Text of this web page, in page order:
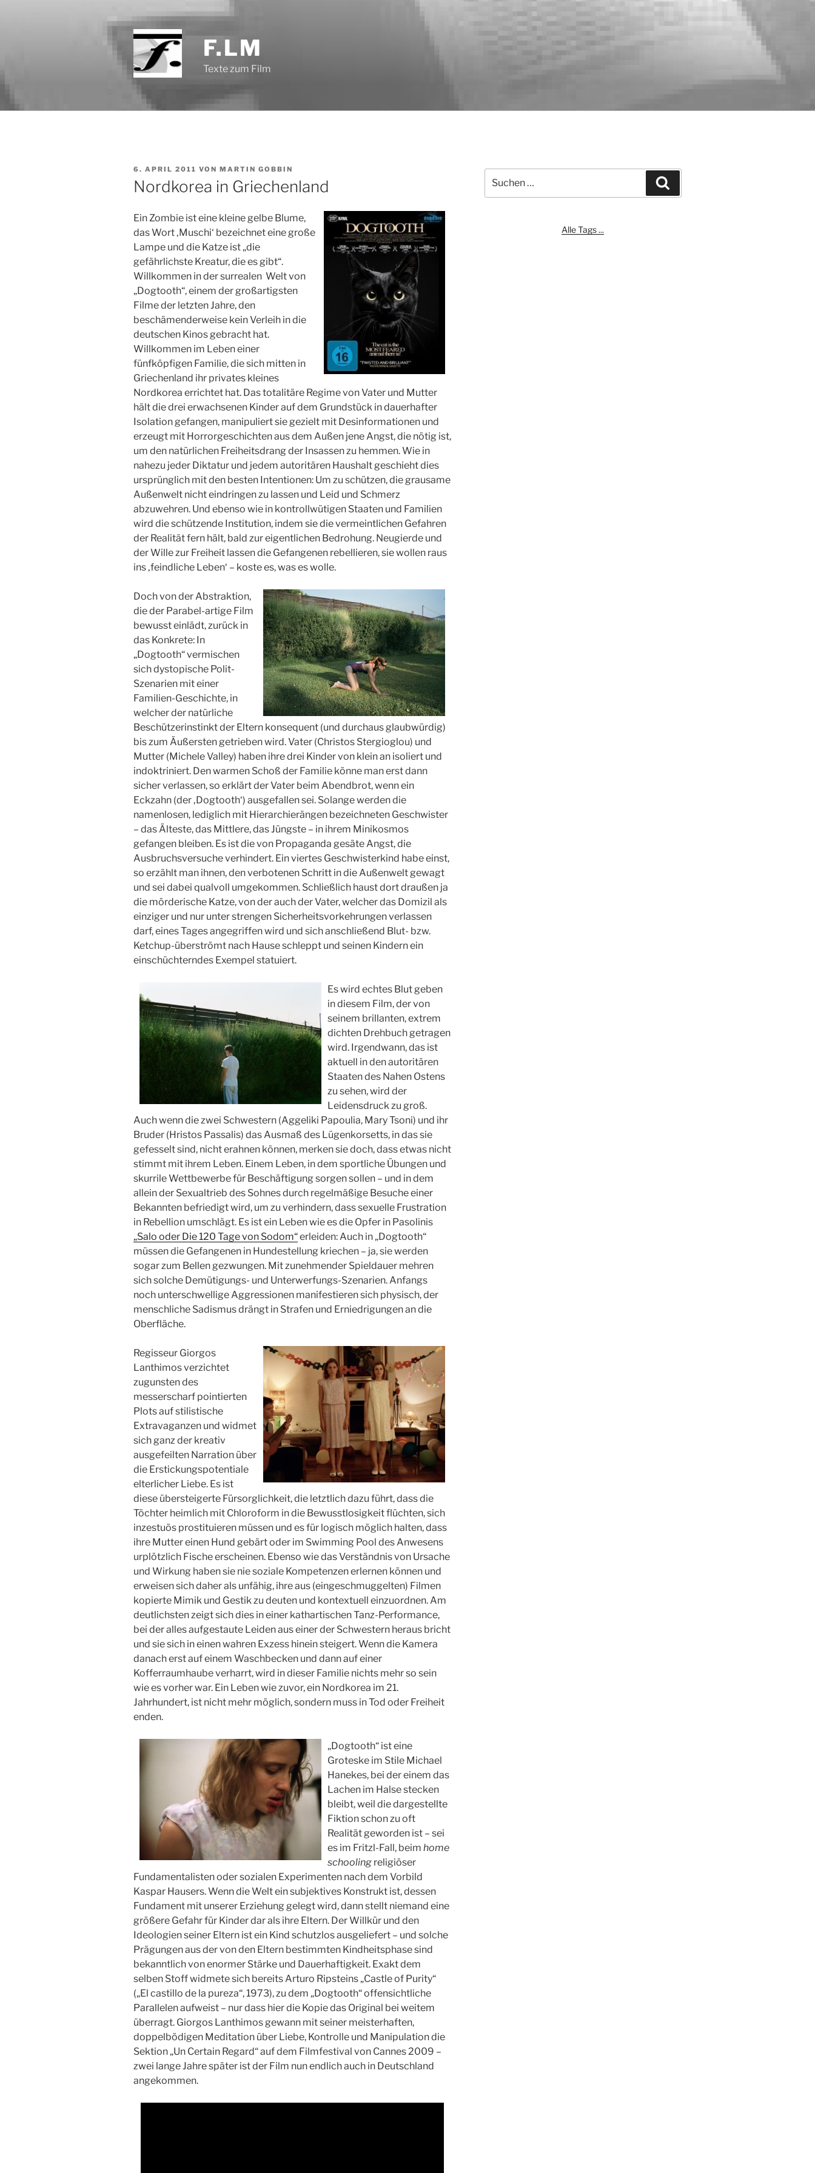
F.LM
Texte zum Film
VERÖFFENTLICHT
AM
6. APRIL 2011 VON MARTIN GOBBIN
Nordkorea in Griechenland
Ein Zombie ist eine kleine gelbe Blume,
das Wort ‚Muschi‘ bezeichnet eine große
Lampe und die Katze ist „die
gefährlichste Kreatur, die es gibt“.
Willkommen in der surrealen Welt von
„Dogtooth“, einem der großartigsten
Filme der letzten Jahre, den
beschämenderweise kein Verleih in die
deutschen Kinos gebracht hat.
Willkommen im Leben einer
fünfköpfigen Familie, die sich mitten in
Griechenland ihr privates kleines
Nordkorea errichtet hat. Das totalitäre Regime von Vater und Mutter
hält die drei erwachsenen Kinder auf dem Grundstück in dauerhafter
Isolation gefangen, manipuliert sie gezielt mit Desinformationen und
erzeugt mit Horrorgeschichten aus dem Außen jene Angst, die nötig ist,
um den natürlichen Freiheitsdrang der Insassen zu hemmen.Wie in
nahezu jeder Diktatur und jedem autoritären Haushalt geschieht dies
ursprünglich mit den besten Intentionen: Um zu schützen, die grausame
Außenwelt nicht eindringen zu lassen und Leid und Schmerz
abzuwehren. Und ebenso wie in kontrollwütigen Staaten und Familien
wird die schützende Institution, indem sie die vermeintlichen Gefahren
der Realität fern hält, bald zur eigentlichen Bedrohung. Neugierde und
der Wille zur Freiheit lassen die Gefangenen rebellieren, sie wollen raus
ins ‚feindliche Leben‘ – koste es, was es wolle.
Doch von der Abstraktion,
die der Parabel-artige Film
bewusst einlädt, zurück in
das Konkrete: In
„Dogtooth“ vermischen
sich dystopische Polit-
Szenarien mit einer
Familien-Geschichte, in
welcher der natürliche
Beschützerinstinkt der Eltern konsequent (und durchaus glaubwürdig)
bis zum Äußersten getrieben wird. Vater (Christos Stergioglou) und
Mutter (Michele Valley) haben ihre drei Kinder von klein an isoliert und
indoktriniert. Den warmen Schoß der Familie könne man erst dann
sicher verlassen, so erklärt der Vater beim Abendbrot, wenn ein
Eckzahn (der ‚Dogtooth‘) ausgefallen sei. Solange werden die
namenlosen, lediglich mit Hierarchierängen bezeichneten Geschwister
– das Älteste, das Mittlere, das Jüngste – in ihrem Minikosmos
gefangen bleiben. Es ist die von Propaganda gesäte Angst, die
Ausbruchsversuche verhindert. Ein viertes Geschwisterkind habe einst,
so erzählt man ihnen, den verbotenen Schritt in die Außenwelt gewagt
und sei dabei qualvoll umgekommen. Schließlich haust dort draußen ja
die mörderische Katze, von der auch der Vater, welcher das Domizil als
einziger und nur unter strengen Sicherheitsvorkehrungen verlassen
darf, eines Tages angegriffen wird und sich anschließend Blut- bzw.
Ketchup-überströmt nach Hause schleppt und seinen Kindern ein
einschüchterndes Exempel statuiert.
Es wird echtes Blut geben
in diesem Film, der von
seinem brillanten, extrem
dichten Drehbuch getragen
wird. Irgendwann, das ist
aktuell in den autoritären
Staaten des Nahen Ostens
zu sehen, wird der
Leidensdruck zu groß.
Auch wenn die zwei Schwestern (Aggeliki Papoulia, Mary Tsoni) und ihr
Bruder (Hristos Passalis) das Ausmaß des Lügenkorsetts, in das sie
gefesselt sind, nicht erahnen können, merken sie doch, dass etwas nicht
stimmt mit ihrem Leben. Einem Leben, in dem sportliche Übungen und
skurrile Wettbewerbe für Beschäftigung sorgen sollen – und in dem
allein der Sexualtrieb des Sohnes durch regelmäßige Besuche einer
Bekannten befriedigt wird, um zu verhindern, dass sexuelle Frustration
in Rebellion umschlägt. Es ist ein Leben wie es die Opfer in Pasolinis
„Salo oder Die 120 Tage von Sodom“erleiden: Auch in „Dogtooth“
müssen die Gefangenen in Hundestellung kriechen – ja, sie werden
sogar zum Bellen gezwungen. Mit zunehmender Spieldauer mehren
sich solche Demütigungs- und Unterwerfungs-Szenarien. Anfangs
noch unterschwellige Aggressionen manifestieren sich physisch, der
menschliche Sadismus drängt in Strafen und Erniedrigungen an die
Oberfläche.
Regisseur Giorgos
Lanthimos verzichtet
zugunsten des
messerscharf pointierten
Plots auf stilistische
Extravaganzen und widmet
sich ganz der kreativ
ausgefeilten Narration über
die Erstickungspotentiale
elterlicher Liebe. Es ist
diese übersteigerte Fürsorglichkeit, die letztlich dazu führt, dass die
Töchter heimlich mit Chloroform in die Bewusstlosigkeit flüchten, sich
inzestuös prostituieren müssen und es für logisch möglich halten, dass
ihre Mutter einen Hund gebärt oder im Swimming Pool des Anwesens
urplötzlich Fische erscheinen. Ebenso wie das Verständnis von Ursache
und Wirkung haben sie nie soziale Kompetenzen erlernen können und
erweisen sich daher als unfähig, ihre aus (eingeschmuggelten) Filmen
kopierte Mimik und Gestik zu deuten und kontextuell einzuordnen. Am
deutlichsten zeigt sich dies in einer kathartischen Tanz-Performance,
bei der alles aufgestaute Leiden aus einer der Schwestern heraus bricht
und sie sich in einen wahren Exzess hinein steigert. Wenn die Kamera
danach erst auf einem Waschbecken und dann auf einer
Kofferraumhaube verharrt, wird in dieser Familie nichts mehr so sein
wie es vorher war. Ein Leben wie zuvor, ein Nordkorea im 21.
Jahrhundert, ist nicht mehr möglich, sondern muss in Tod oder Freiheit
enden.
„Dogtooth“ ist eine
Groteske im Stile Michael
Hanekes, bei der einem das
Lachen im Halse stecken
bleibt, weil die dargestellte
Fiktion schon zu oft
Realität geworden ist – sei
es im Fritzl-Fall, beim home
schooling religiöser
Fundamentalisten oder sozialen Experimenten nach dem Vorbild
Kaspar Hausers. Wenn die Welt ein subjektives Konstrukt ist, dessen
Fundament mit unserer Erziehung gelegt wird, dann stellt niemand eine
größere Gefahr für Kinder dar als ihre Eltern. Der Willkür und den
Ideologien seiner Eltern ist ein Kind schutzlos ausgeliefert – und solche
Prägungen aus der von den Eltern bestimmten Kindheitsphase sind
bekanntlich von enormer Stärke und Dauerhaftigkeit. Exakt dem
selben Stoff widmete sich bereits Arturo Ripsteins „Castle of Purity“
(„El castillo de la pureza“, 1973), zu dem „Dogtooth“ offensichtliche
Parallelen aufweist – nur dass hier die Kopie das Original bei weitem
überragt. Giorgos Lanthimos gewann mit seiner meisterhaften,
doppelbödigen Meditation über Liebe, Kontrolle und Manipulation die
Sektion „Un Certain Regard“ auf dem Filmfestival von Cannes 2009 –
zwei lange Jahre später ist der Film nun endlich auch in Deutschland
angekommen.
nach:
Alle Tags ...